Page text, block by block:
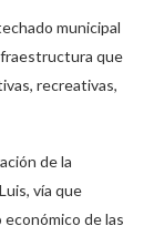
municipal
que
recreativas,
de la
vía que
de las